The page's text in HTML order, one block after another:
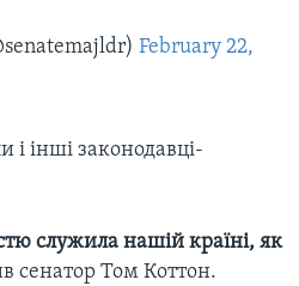
February 22,
і інші законодавці-
служила нашій країні, як
сенатор Том Коттон.